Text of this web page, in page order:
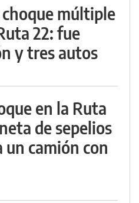
múltiple
22: fue
y tres autos
en la Ruta
de sepelios
camión con